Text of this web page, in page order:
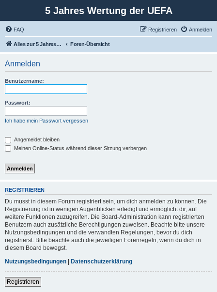
5 Jahres Wertung der UEFA
FAQ Anmelden
Registrieren
Alles zur 5 Jahreswertung / Tabelle der UEFA mit vielen Statistiken. Foren-Übersicht
Anmelden
Benutzername:
Passwort:
Ich habe mein Passwort vergessen
Angemeldet bleiben
Meinen Online-Status während dieser Sitzung verbergen
REGISTRIEREN
Du musst in diesem Forum registriert sein, um dich anmelden zu können. Die
Registrierung ist in wenigen Augenblicken erledigt und ermöglicht dir, auf
weitere Funktionen zuzugreifen. Die Board-Administration kann registrierten
Benutzern auch zusätzliche Berechtigungen zuweisen. Beachte bitte unsere
Nutzungsbedingungen und die verwandten Regelungen, bevor du dich
registrierst. Bitte beachte auch die jeweiligen Forenregeln, wenn du dich in
diesem Board bewegst.
Nutzungsbedingungen | Datenschutzerklärung
Registrieren